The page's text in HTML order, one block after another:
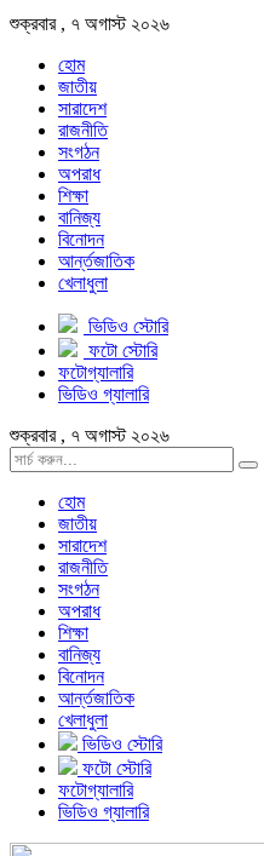
শুক্রবার , ৭ অগাস্ট ২০২৬
হোম
জাতীয়
সারাদেশ
রাজনীতি
সংগঠন
অপরাধ
শিক্ষা
বানিজ্য
বিনোদন
আর্ন্তজাতিক
খেলাধুলা
ভিডিও স্টোরি
ফটো স্টোরি
ফটোগ্যালারি
ভিডিও গ্যালারি
শুক্রবার , ৭ অগাস্ট ২০২৬
হোম
জাতীয়
সারাদেশ
রাজনীতি
সংগঠন
অপরাধ
শিক্ষা
বানিজ্য
বিনোদন
আর্ন্তজাতিক
খেলাধুলা
ভিডিও স্টোরি
ফটো স্টোরি
ফটোগ্যালারি
ভিডিও গ্যালারি